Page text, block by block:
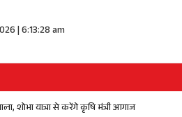
| 6:13:29 am
शोभा यात्रा से करेंगे कृषि मंत्री आगाज